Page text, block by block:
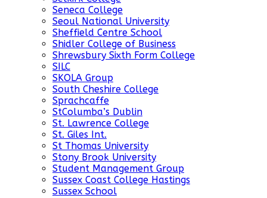
Seneca College
Seoul National University
Sheffield Centre School
Shidler College of Business
Shrewsbury Sixth Form College
SILC
SKOLA Group
South Cheshire College
Sprachcaffe
StColumba’s Dublin
St. Lawrence College
St. Giles Int.
St Thomas University
Stony Brook University
Student Management Group
Sussex Coast College Hastings
Sussex School